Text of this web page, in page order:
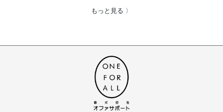
もっと見る 〉